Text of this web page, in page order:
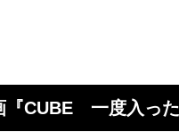
『CUBE 一度入っ